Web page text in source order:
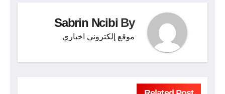
By
Sabrin Ncibi
موقع إلكتروني اخباري